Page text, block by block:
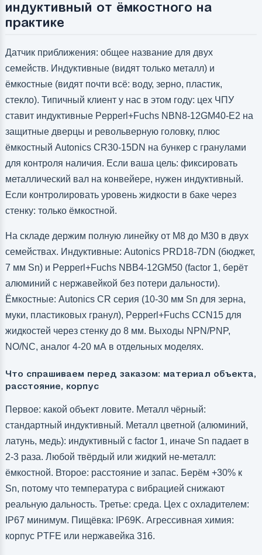
индуктивный от ёмкостного на
практике
Датчик приближения: общее название для двух
семейств. Индуктивные (видят только металл) и
ёмкостные (видят почти всё: воду, зерно, пластик,
стекло). Типичный клиент у нас в этом году: цех ЧПУ
ставит индуктивные Pepperl+Fuchs NBN8-12GM40-E2 на
защитные дверцы и револьверную головку, плюс
ёмкостный Autonics CR30-15DN на бункер с гранулами
для контроля наличия. Если ваша цель: фиксировать
металлический вал на конвейере, нужен индуктивный.
Если контролировать уровень жидкости в баке через
стенку: только ёмкостной.
На складе держим полную линейку от M8 до M30 в двух
семействах. Индуктивные: Autonics PRD18-7DN (бюджет,
7 мм Sn) и Pepperl+Fuchs NBB4-12GM50 (factor 1, берёт
алюминий с нержавейкой без потери дальности).
Ёмкостные: Autonics CR серия (10-30 мм Sn для зерна,
муки, пластиковых гранул), Pepperl+Fuchs CCN15 для
жидкостей через стенку до 8 мм. Выходы NPN/PNP,
NO/NC, аналог 4-20 мА в отдельных моделях.
Что спрашиваем перед заказом: материал объекта,
расстояние, корпус
Первое: какой объект ловите. Металл чёрный:
стандартный индуктивный. Металл цветной (алюминий,
латунь, медь): индуктивный с factor 1, иначе Sn падает в
2-3 раза. Любой твёрдый или жидкий не-металл:
ёмкостной. Второе: расстояние и запас. Берём +30% к
Sn, потому что температура с вибрацией снижают
реальную дальность. Третье: среда. Цех с охладителем:
IP67 минимум. Пищёвка: IP69K. Агрессивная химия:
корпус PTFE или нержавейка 316.